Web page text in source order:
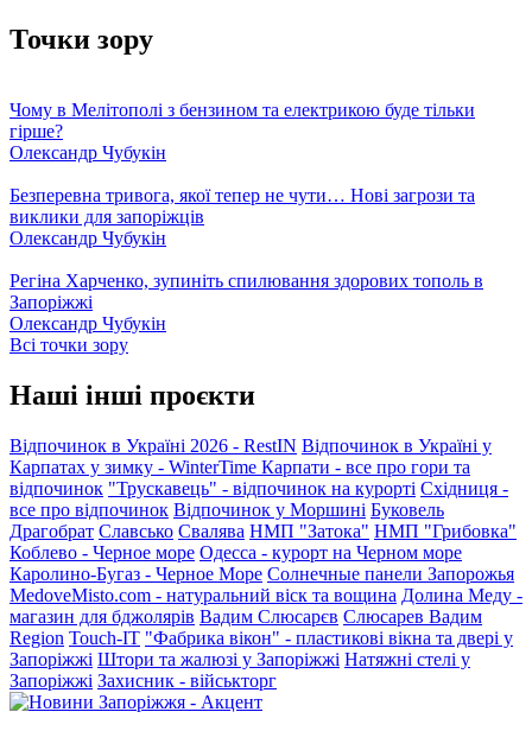
Точки зору
Чому в Мелітополі з бензином та електрикою буде тільки
гірше?
Олександр Чубукін
Безперевна тривога, якої тепер не чути… Нові загрози та
виклики для запоріжців
Олександр Чубукін
Регіна Харченко, зупиніть спилювання здорових тополь в
Запоріжжі
Олександр Чубукін
Всі точки зору
Наші інші проєкти
Відпочинок в Україні 2026 - RestIN Відпочинок в Україні у
Карпатах у зимку - WinterTime Карпати - все про гори та
відпочинок "Трускавець" - відпочинок на курорті Східниця -
все про відпочинок Відпочинок у Моршині Буковель
Драгобрат Славсько Свалява НМП "Затока" НМП "Грибовка"
Коблево - Черное море Одесса - курорт на Черном море
Каролино-Бугаз - Черное Море Солнечные панели Запорожья
MedoveMisto.com - натуральний віск та вощина Долина Меду -
магазин для бджолярів Вадим Слюсарєв Слюсарев Вадим
Region Touch-IT "Фабрика вікон" - пластикові вікна та двері у
Запоріжжі Штори та жалюзі у Запоріжжі Натяжні стелі у
Запоріжжі Захисник - військторг